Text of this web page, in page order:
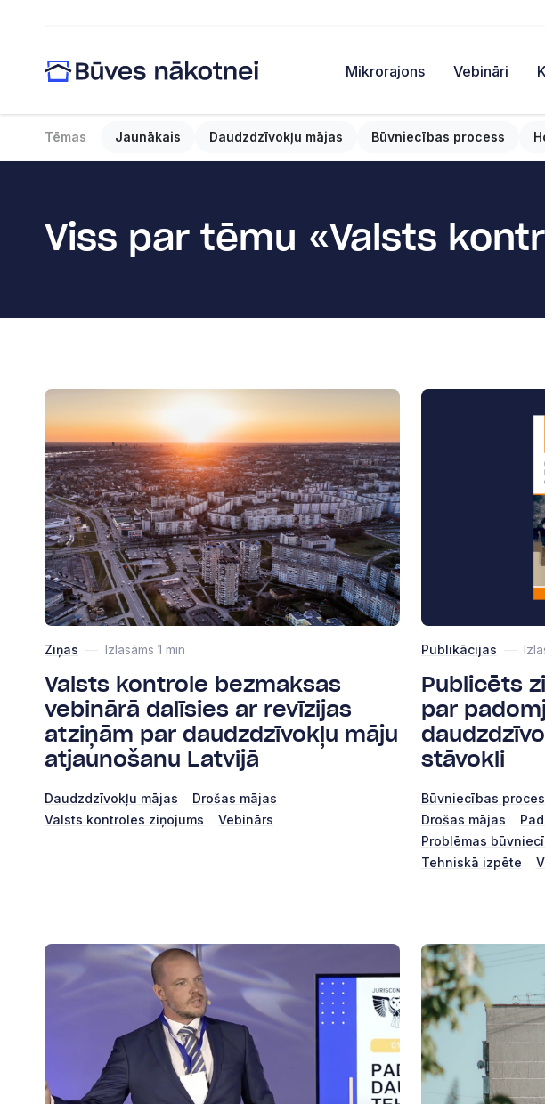
Mikrorajons Vebināri
Tēmas Jaunākais Daudzdzīvokļu mājas Būvniecības process
Viss par tēmu «Valsts
Ziņas Izlasāms 1 min
Valsts kontrole bezmaksas
vebinārā dalīsies ar revīzijas
atziņām par daudzdzīvokļu māju
atjaunošanu Latvijā
Daudzdzīvokļu mājas
Drošas mājas
Valsts kontroles ziņojums
Vebinārs
Publikācijas
Publicēts
par
stāvokli
Būvniecības
Drošas mājas
Problēmas
Tehniskā izpēte